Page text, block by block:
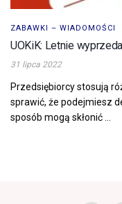
ZABAWKI – WIADOMOŚCI
UOKiK: Letnie
31 lipca 2022
Przedsiębiorcy stosują
sprawić, że podejmiesz
sposób mogą skłonić ...